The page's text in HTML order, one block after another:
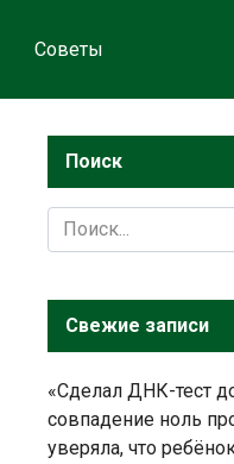
Советы
Поиск
Search
for:
Свежие записи
«Сделал ДНК-тест
совпадение ноль
уверяла, что